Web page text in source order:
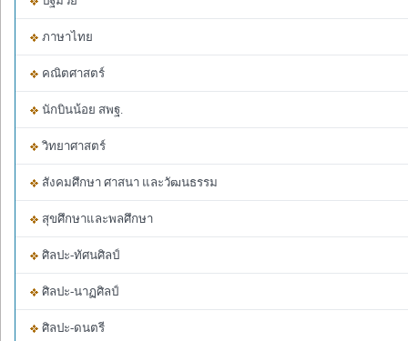
ภาษาไทย
คณิตศาสตร์
นักบินน้อย สพฐ.
วิทยาศาสตร์
สังคมศึกษา ศาสนา และวัฒนธรรม
สุขศึกษาและพลศึกษา
ศิลปะ-ทัศนศิลป์
ศิลปะ-นาฏศิลป์
ศิลปะ-ดนตรี